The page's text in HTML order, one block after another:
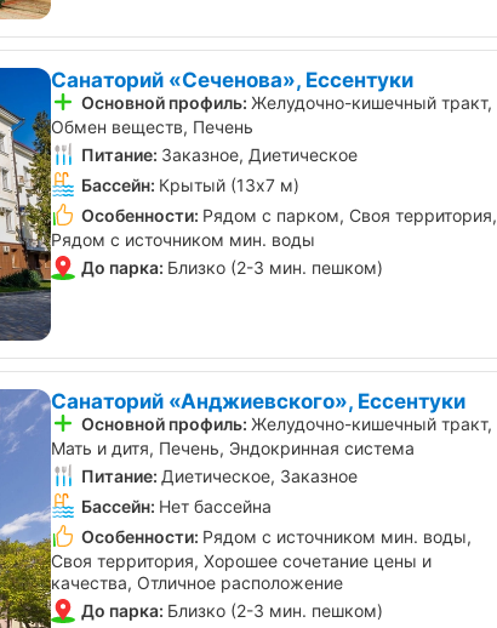
Санаторий «Сеченова», Ессентуки
Основной профиль: Желудочно-кишечный тракт,
Обмен веществ, Печень
Питание: Заказное, Диетическое
Бассейн: Крытый (13х7 м)
Особенности: Рядом с парком, Своя территория,
Рядом с источником мин. воды
До парка: Близко (2-3 мин. пешком)
Санаторий «Анджиевского», Ессентуки
Основной профиль: Желудочно-кишечный тракт,
Мать и дитя, Печень, Эндокринная система
Питание: Диетическое, Заказное
Бассейн: Нет бассейна
Особенности: Рядом с источником мин. воды,
Своя территория, Хорошее сочетание цены и
качества, Отличное расположение
До парка: Близко (2-3 мин. пешком)